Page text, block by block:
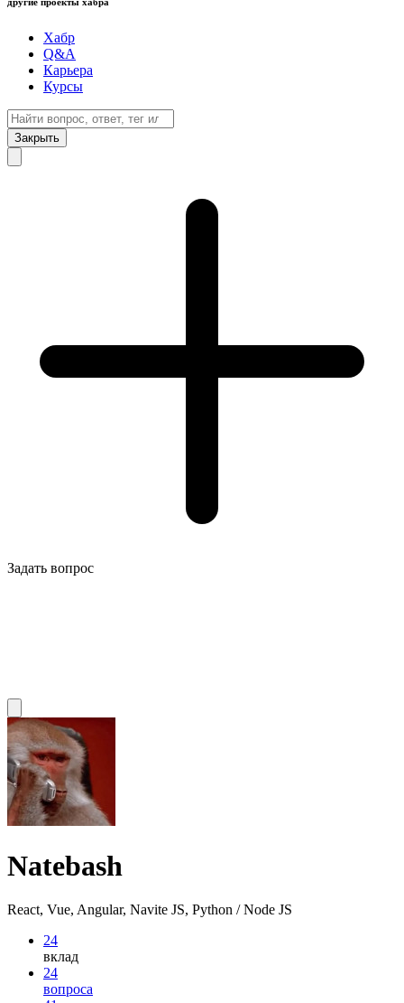
Хабр
Q&A
Карьера
Курсы
Закрыть
Задать вопрос
Natebash
React, Vue, Angular, Navite JS, Python / Node JS
24
вклад
24
вопроса